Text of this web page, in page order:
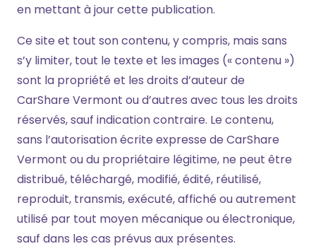
en mettant à jour cette publication.
Ce site et tout son contenu, y compris, mais sans
s’y limiter, tout le texte et les images (« contenu »)
sont la propriété et les droits d’auteur de
CarShare Vermont ou d’autres avec tous les droits
réservés, sauf indication contraire. Le contenu,
sans l’autorisation écrite expresse de CarShare
Vermont ou du propriétaire légitime, ne peut être
distribué, téléchargé, modifié, édité, réutilisé,
reproduit, transmis, exécuté, affiché ou autrement
utilisé par tout moyen mécanique ou électronique,
sauf dans les cas prévus aux présentes.